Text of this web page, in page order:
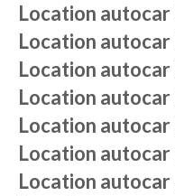
Location autocar
Location autocar
Location autocar
Location autocar
Location autocar
Location autocar
Location autocar